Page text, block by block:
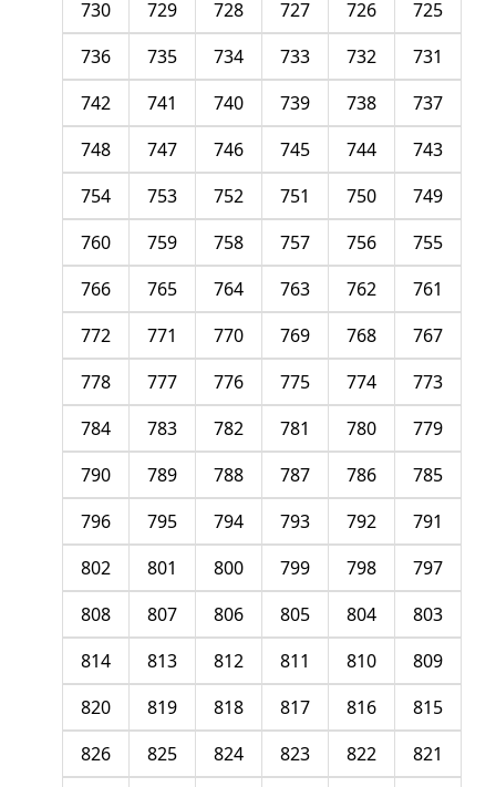
725
726
727
728
729
730
731
732
733
734
735
736
737
738
739
740
741
742
743
744
745
746
747
748
749
750
751
752
753
754
755
756
757
758
759
760
761
762
763
764
765
766
767
768
769
770
771
772
773
774
775
776
777
778
779
780
781
782
783
784
785
786
787
788
789
790
791
792
793
794
795
796
797
798
799
800
801
802
803
804
805
806
807
808
809
810
811
812
813
814
815
816
817
818
819
820
821
822
823
824
825
826